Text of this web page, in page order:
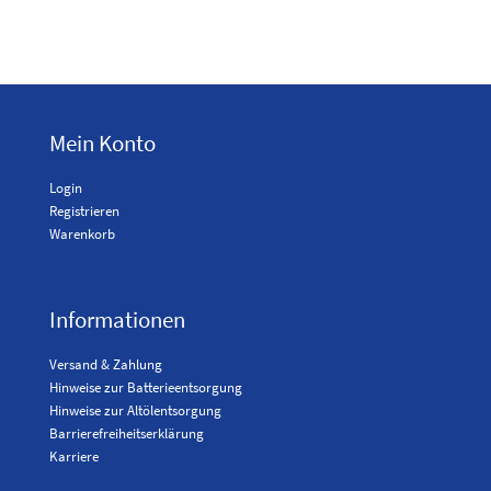
Mein Konto
Login
Registrieren
Warenkorb
Informationen
Versand & Zahlung
Hinweise zur Batterieentsorgung
Hinweise zur Altölentsorgung
Barrierefreiheitserklärung
Karriere